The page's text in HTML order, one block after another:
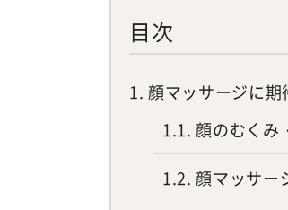
目次
1 顔マッサージに期
1.1 顔のむくみ
1.2 顔マッサー